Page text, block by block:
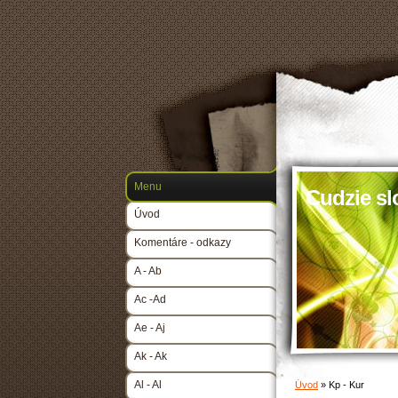
Cudzie
Úvod » Kp - Kur
Menu
Úvod
Komentáre - odkazy
A - Ab
Ac -Ad
Ae - Aj
Ak - Ak
Al - Al